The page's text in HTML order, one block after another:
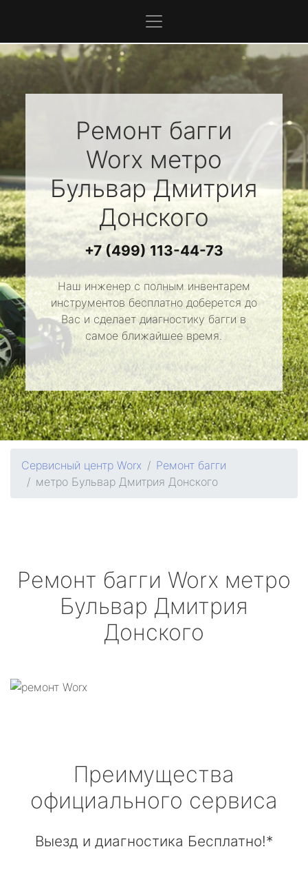
Ремонт багги
Worx метро
Бульвар Дмитрия
Донского
+7 (499) 113-44-73
Наш инженер с полным инвентарем
инструментов бесплатно доберется до
Вас и сделает диагностику багги в
самое ближайшее время.
Сервисный центр Worx
Ремонт багги
метро Бульвар Дмитрия Донского
Ремонт багги Worx метро
Бульвар Дмитрия
Донского
Преимущества
официального сервиса
Выезд и диагностика Бесплатно!*